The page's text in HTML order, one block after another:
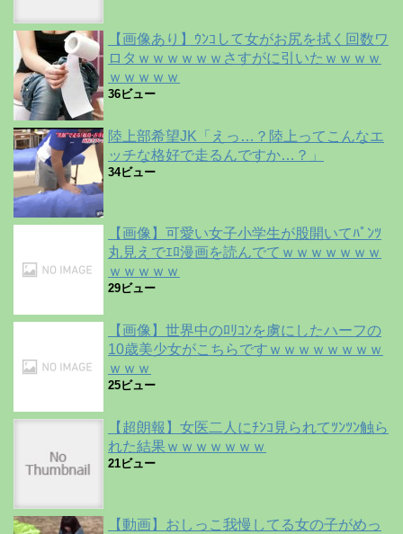
【画像あり】ｳﾝｺして女がお尻を拭く回数ワ
ロタｗｗｗｗｗｗさすがに引いたｗｗｗｗ
ｗｗｗｗｗ
36ビュー
陸上部希望JK「えっ…？陸上ってこんなエ
ッチな格好で走るんですか…？」
34ビュー
【画像】可愛い女子小学生が股開いてﾊﾟﾝﾂ
丸見えでｴﾛ漫画を読んでてｗｗｗｗｗｗｗ
ｗｗｗｗｗ
29ビュー
【画像】世界中のﾛﾘｺﾝを虜にしたハーフの
10歳美少女がこちらですｗｗｗｗｗｗｗｗ
ｗｗｗ
25ビュー
【超朗報】女医二人にﾁﾝｺ見られてﾂﾝﾂﾝ触ら
れた結果ｗｗｗｗｗｗｗ
21ビュー
【動画】おしっこ我慢してる女の子がめっ